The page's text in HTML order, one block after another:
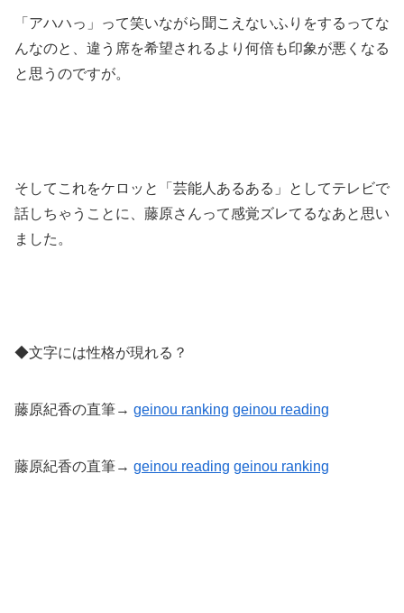
「アハハっ」って笑いながら聞こえないふりをするってな
んなのと、違う席を希望されるより何倍も印象が悪くなる
と思うのですが。
そしてこれをケロッと「芸能人あるある」としてテレビで
話しちゃうことに、藤原さんって感覚ズレてるなあと思い
ました。
◆文字には性格が現れる？
藤原紀香の直筆→ geinou ranking geinou reading
藤原紀香の直筆→ geinou reading geinou ranking